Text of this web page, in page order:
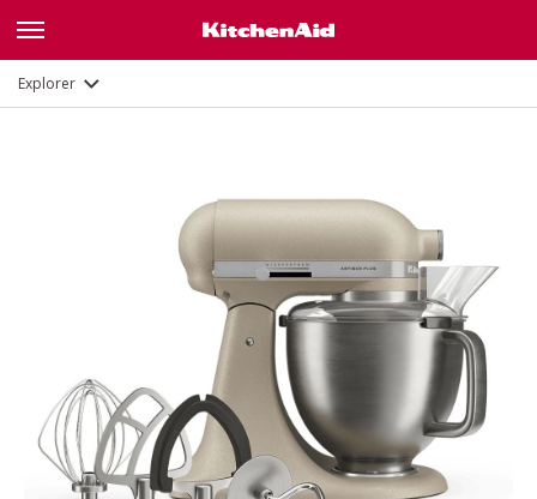
ExplorerDescription